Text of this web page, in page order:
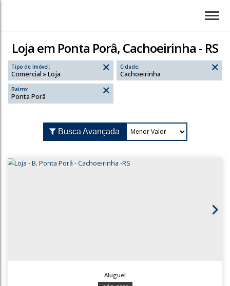
Loja em Ponta Porâ, Cachoeirinha - RS
Tipo de Imóvel:
Comercial » Loja
Cidade:
Cachoeirinha
Bairro:
Busca Avançada